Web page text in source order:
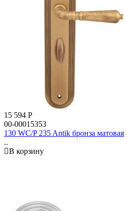
15 594 Р
00-00015353
130 WC/P 235 Antik бронза матовая
..
В корзину